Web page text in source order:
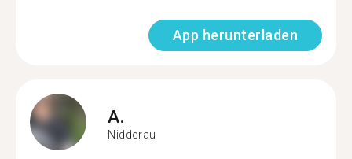
App herunterladen
A.
Nidderau